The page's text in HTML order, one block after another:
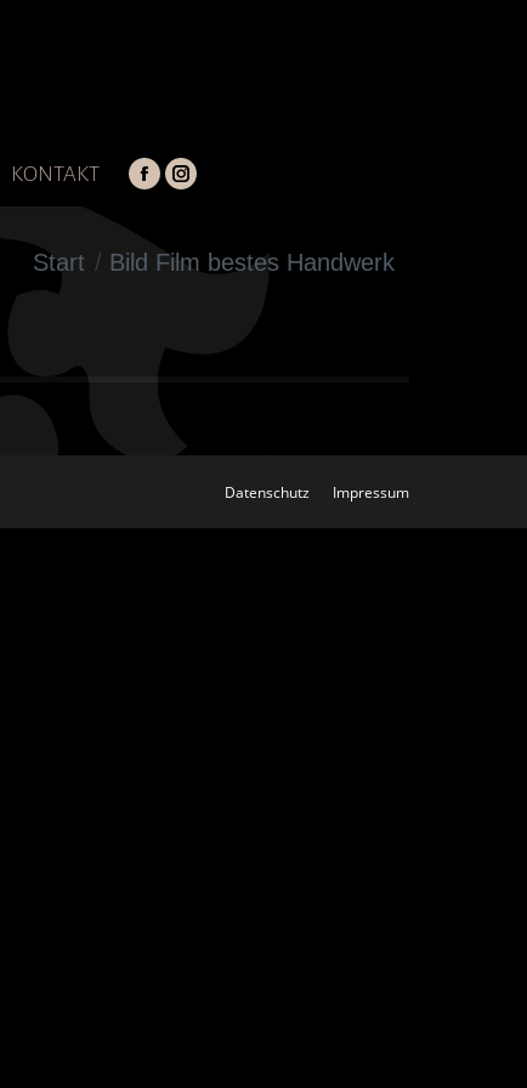
KONTAKT
Facebook
opens
Instagram
opens
Sie befinden sich hier:
Start Bild Film bestes Handwerk
Datenschutz Impressum